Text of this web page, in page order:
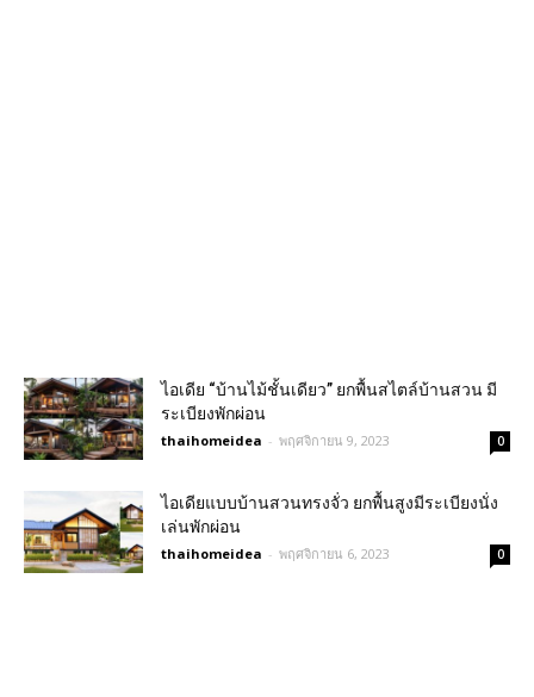
ไอเดีย “บ้านไม้ชั้นเดียว” ยกพื้นสไตล์บ้านสวน มี
ระเบียงพักผ่อน
thaihomeidea - พฤศจิกายน 9, 2023 0
ไอเดียแบบบ้านสวนทรงจั่ว ยกพื้นสูงมีระเบียงนั่ง
เล่นพักผ่อน
thaihomeidea - พฤศจิกายน 6, 2023 0